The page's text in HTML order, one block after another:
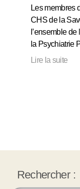
Les membres
CHS de la
l’ensemble
la Psychiatrie
Lire la suite
Rechercher :